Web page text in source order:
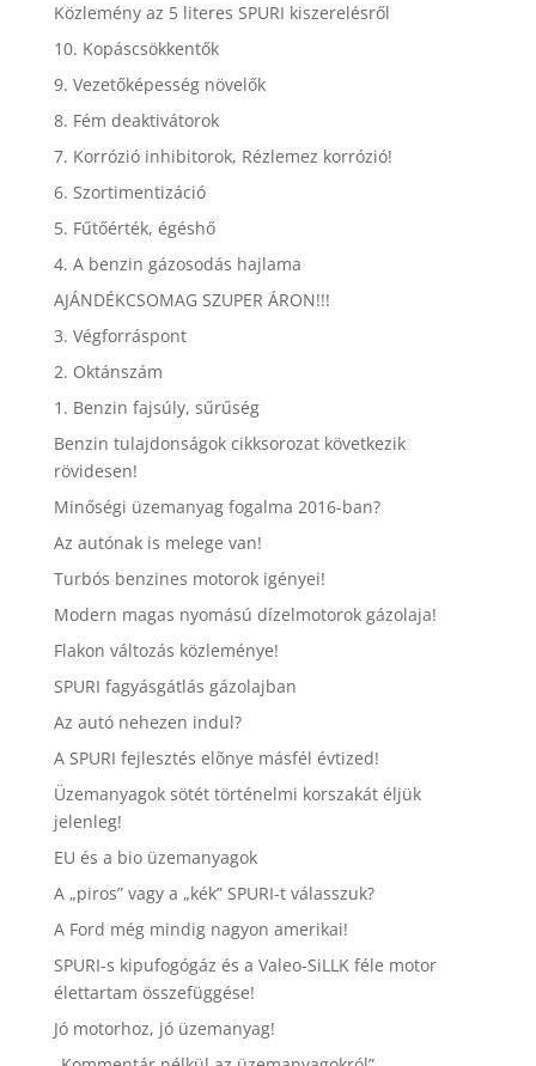
Közlemény az 5 literes SPURI kiszerelésről
10. Kopáscsökkentők
9. Vezetőképesség növelők
8. Fém deaktivátorok
7. Korrózió inhibitorok, Rézlemez korrózió!
6. Szortimentizáció
5. Fűtőérték, égéshő
4. A benzin gázosodás hajlama
AJÁNDÉKCSOMAG SZUPER ÁRON!!!
3. Végforráspont
2. Oktánszám
1. Benzin fajsúly, sűrűség
Benzin tulajdonságok cikksorozat következik
rövidesen!
Minőségi üzemanyag fogalma 2016-ban?
Az autónak is melege van!
Turbós benzines motorok igényei!
Modern magas nyomású dízelmotorok gázolaja!
Flakon változás közleménye!
SPURI fagyásgátlás gázolajban
Az autó nehezen indul?
A SPURI fejlesztés elõnye másfél évtized!
Üzemanyagok sötét történelmi korszakát éljük
jelenleg!
EU és a bio üzemanyagok
A „piros” vagy a „kék” SPURI-t válasszuk?
A Ford még mindig nagyon amerikai!
SPURI-s kipufogógáz és a Valeo-SiLLK féle motor
élettartam összefüggése!
Jó motorhoz, jó üzemanyag!